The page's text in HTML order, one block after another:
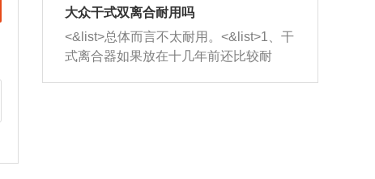
室，最后形成废气排出，就可以让三元
催化器得到清洗，排气管堵塞的情况就
能够得到解决。
造成烧机油。<&list>3、机油粘度。使用
机油粘度过小的话，同样会有烧机油现
象，机油粘度过小具有很好的流动性，
无法制作，需要将车辆送到修理厂或4s
店；<&list>2.车辆半轴套管防尘罩破
裂，破裂后会出现漏油现象，使半轴磨
损严重，磨损的半轴容易损坏，产生异
响；<&list>3.稳定器的转向胶套和球头
大众干式双离合耐用吗
<&list>总体而言不太耐用。<&list>1、干
式离合器如果放在十几年前还比较耐